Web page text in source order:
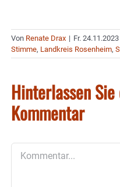
Von Renate Drax | Fr.
Stimme, Landkreis Rosenheim,
Hinterlassen
Kommentar